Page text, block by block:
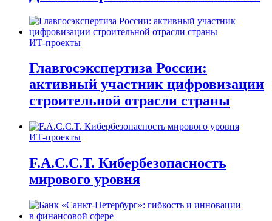
ИТ-проекты
Главгосэкспертиза России:
активный участник цифровизации
строительной отрасли страны
ИТ-проекты
F.A.C.C.T. Кибербезопасность
мирового уровня